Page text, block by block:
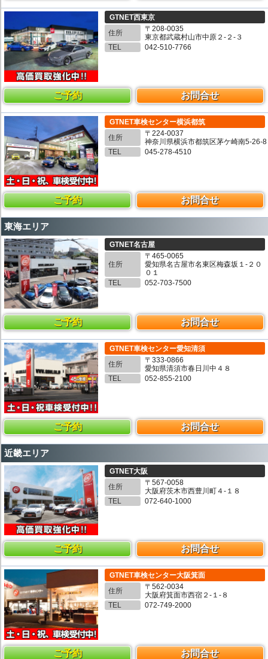
GTNET西東京
住所
〒208-0035
東京都武蔵村山市中原２-２-３
TEL
042-510-7766
ご予約 お問合せ
GTNET車検センター横浜都筑
住所
〒224-0037
神奈川県横浜市都筑区茅ケ崎南5-26-8
TEL
045-278-4510
ご予約 お問合せ
東海エリア
GTNET名古屋
住所
〒465-0065
愛知県名古屋市名東区梅森坂１-２０
０１
TEL
052-703-7500
ご予約 お問合せ
GTNET車検センター愛知清須
住所
〒333-0866
愛知県清須市春日川中４８
TEL
052-855-2100
ご予約 お問合せ
近畿エリア
GTNET大阪
住所
〒567-0058
大阪府茨木市西豊川町４-１８
TEL
072-640-1000
ご予約 お問合せ
GTNET車検センター大阪箕面
住所
〒562-0034
大阪府箕面市西宿２-１-８
TEL
072-749-2000
ご予約 お問合せ